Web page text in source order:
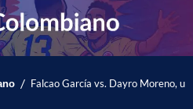
/ Falcao García vs. Dayro Moreno,